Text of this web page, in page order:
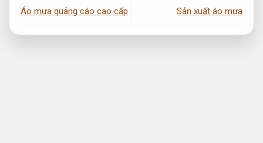
Tell: (028) 39.871.519 – Hotline: 0913.765.403 –